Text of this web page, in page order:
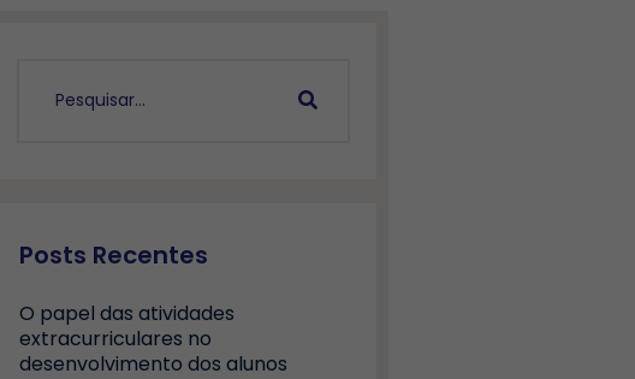
Posts Recentes
O papel das atividades
extracurriculares no
desenvolvimento dos alunos